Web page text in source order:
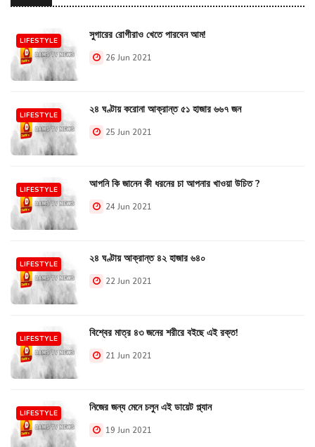
LIFESTYLE সুগারের রোগীরাও খেতে পারবেন আম!
26 Jun 2021
LIFESTYLE ২৪ ঘণ্টায় করোনা আক্রান্ত ৫১ হাজার ৬৬৭ জন
25 Jun 2021
LIFESTYLE আপনি কি জানেন কী ধরনের চা আপনার খাওয়া উচিত ?
24 Jun 2021
LIFESTYLE ২৪ ঘণ্টায় আক্রান্ত ৪২ হাজার ৬৪০
22 Jun 2021
LIFESTYLE বিশ্বের মাত্র ৪৩ জনের শরীরে বইছে এই রক্ত!
21 Jun 2021
LIFESTYLE নিজের জন্য মেনে চলুন এই ডায়েট প্ল্যান
19 Jun 2021